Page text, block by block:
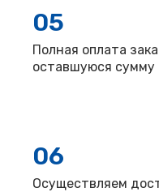
05
Полная оплата
оставшуюся сумму
06
Осуществляем